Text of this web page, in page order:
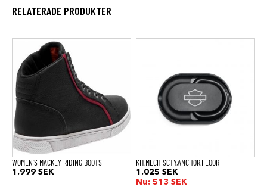
RELATERADE PRODUKTER
WOMEN’S MACKEY RIDING BOOTS
1.999 SEK
produkten
har
flera
varianter.
De
olika
alternativen
kan
väljas
på
produktsidan
KIT,MECH SCTY,ANCHOR,FLOOR
1.025 SEK
Nu: 513 SEK